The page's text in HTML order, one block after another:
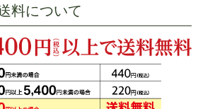
しいお茶をお楽しみください。さら
時間のお供に、ぜひご賞味ください。
迄）
別企画商品はこちら
はこちら
料について